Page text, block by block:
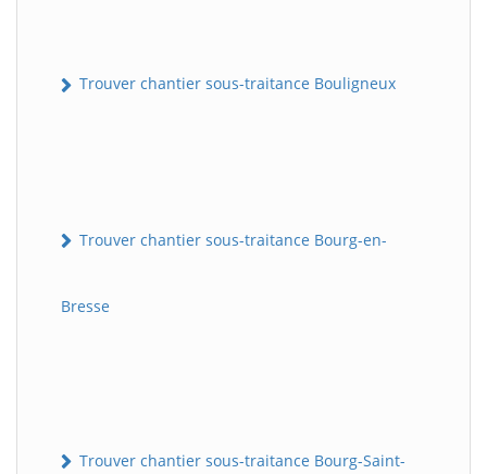
Trouver chantier sous-traitance Bouligneux
Trouver chantier sous-traitance Bourg-en-
Bresse
Trouver chantier sous-traitance Bourg-Saint-